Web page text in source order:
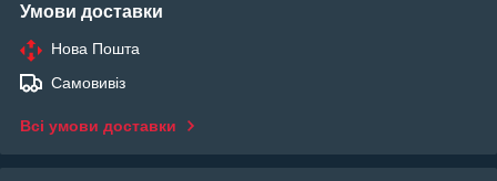
Умови доставки
Нова Пошта
Самовивіз
Всі умови доставки